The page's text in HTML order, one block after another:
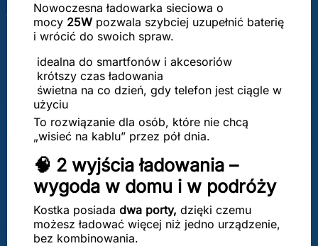
Nowoczesna ładowarka sieciowa o
mocy 25W pozwala szybciej uzupełnić baterię
i wrócić do swoich spraw.
idealna do smartfonów i akcesoriów
krótszy czas ładowania
świetna na co dzień, gdy telefon jest ciągle w
użyciu
To rozwiązanie dla osób, które nie chcą
„wisieć na kablu” przez pół dnia.
🧠 2 wyjścia ładowania –
wygoda w domu i w podróży
Kostka posiada dwa porty, dzięki czemu
możesz ładować więcej niż jedno urządzenie,
bez kombinowania.